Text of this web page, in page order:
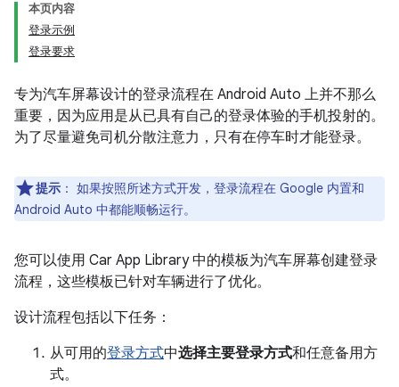
本页内容
登录示例
登录要求
专为汽车屏幕设计的登录流程在 Android Auto 上并不那么
重要，因为应用是从已具有自己的登录体验的手机投射的。
为了尽量避免司机分散注意力，只有在停车时才能登录。
提示 ： 如果按照所述方式开发，登录流程在 Google 内置和
Android Auto 中都能顺畅运行。
您可以使用 Car App Library 中的模板为汽车屏幕创建登录
流程，这些模板已针对车辆进行了优化。
设计流程包括以下任务：
从可用的登录方式中选择主要登录方式和任意备用方
式。